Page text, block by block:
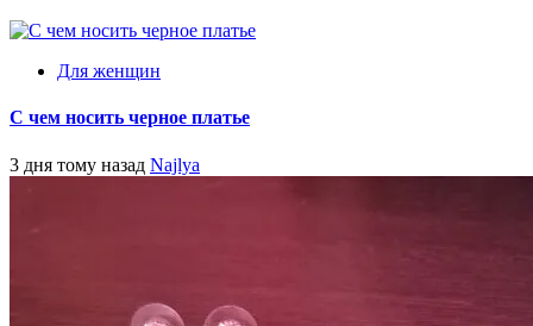
Для женщин
С чем носить черное платье
3 дня тому назад Najlya